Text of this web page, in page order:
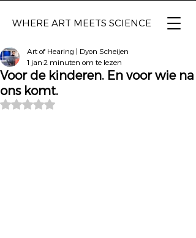
WHERE ART MEETS SCIENCE
Voor de kinderen. En voor wie na
ons komt.
Art of Hearing | Dyon Scheijen
1 jan 2 minuten om te lezen
Beoordeeld met NaN uit 5 sterren.